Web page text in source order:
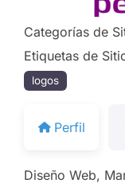
Categorías de
Etiquetas de
logos
Perfil
Diseño Web,